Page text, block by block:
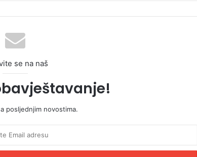
se na naš
posljednjim novostima.